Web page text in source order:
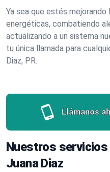
Ya sea que estés
energéticas, combatiendo
actualizando a un sistema
tu única llamada para
Diaz, PR.
Llámanos
Nuestros servicios
Juana Diaz